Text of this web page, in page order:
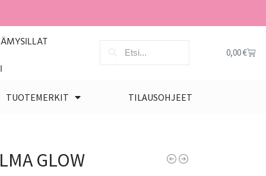
0,00€
TUOTEMERKIT TILAUSOHJEET
GLOW